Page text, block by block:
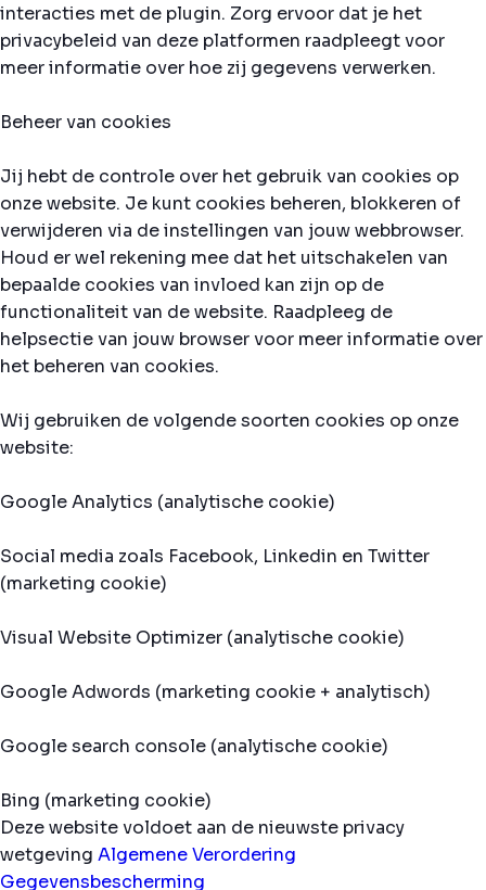
interacties met de plugin. Zorg ervoor dat je het
privacybeleid van deze platformen raadpleegt voor
meer informatie over hoe zij gegevens verwerken.
Beheer van cookies
Jij hebt de controle over het gebruik van cookies op
onze website. Je kunt cookies beheren, blokkeren of
verwijderen via de instellingen van jouw webbrowser.
Houd er wel rekening mee dat het uitschakelen van
bepaalde cookies van invloed kan zijn op de
functionaliteit van de website. Raadpleeg de
helpsectie van jouw browser voor meer informatie over
het beheren van cookies.
Wij gebruiken de volgende soorten cookies op onze
website:
Google Analytics (analytische cookie)
Social media zoals Facebook, Linkedin en Twitter
(marketing cookie)
Visual Website Optimizer (analytische cookie)
Google Adwords (marketing cookie + analytisch)
Google search console (analytische cookie)
Bing (marketing cookie)
Deze website voldoet aan de nieuwste privacy
wetgeving Algemene Verordering
Gegevensbescherming